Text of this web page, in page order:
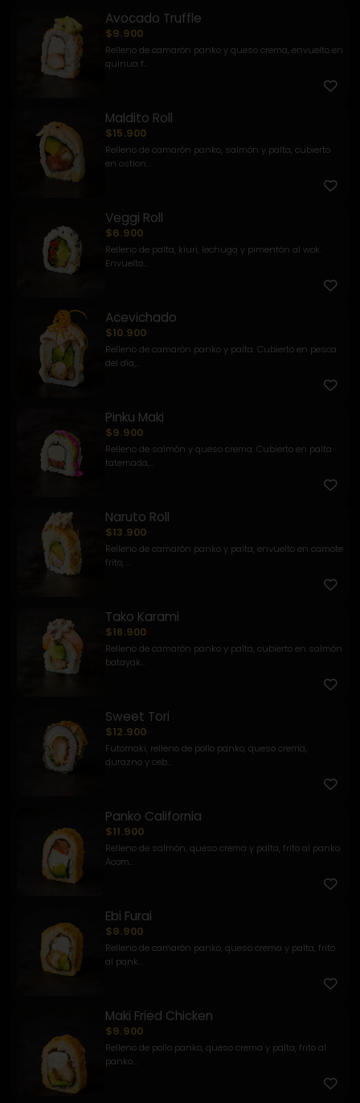
Avocado Truffle
$9.900
Relleno de camarón panko y queso crema, envuelto en
quinua f...
Maldito Roll
$15.900
Relleno de camarón panko, salmón y palta, cubierto
en ostion...
Veggi Roll
$6.900
Relleno de palta, kiuri, lechuga y pimentón al wok.
Envuelto...
Acevichado
$10.900
Relleno de camarón panko y palta. Cubierto en pesca
del día,...
Pinku Maki
$9.900
Relleno de salmón y queso crema. Cubierto en palta
tatemada,...
Naruto Roll
$13.900
Relleno de camarón panko y palta, envuelto en camote
frito, ...
Tako Karami
$18.900
Relleno de camarón panko y palta, cubierto en salmón
batayak...
Sweet Tori
$12.900
Futomaki, relleno de pollo panko, queso crema,
durazno y ceb...
Panko California
$11.900
Relleno de salmón, queso crema y palta, frito al panko.
Acom...
Ebi Furai
$9.900
Relleno de camarón panko, queso crema y palta, frito
al pank...
Maki Fried Chicken
$9.900
Relleno de pollo panko, queso crema y palta, frito al
panko....